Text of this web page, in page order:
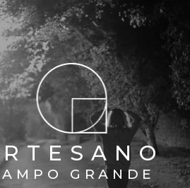
GRANDE